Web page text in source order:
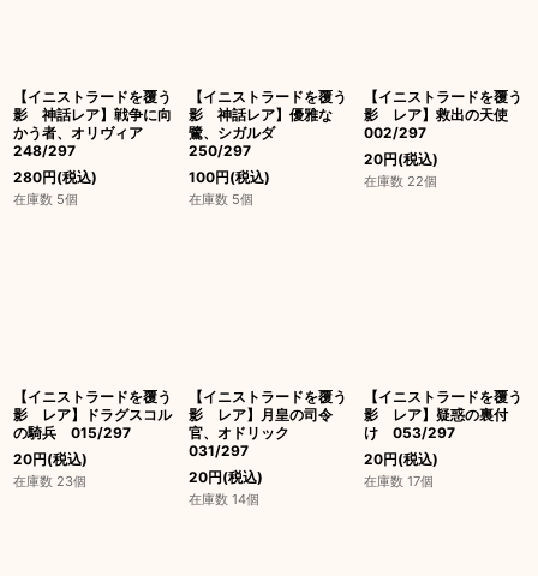
【イニストラードを覆う
影 神話レア】戦争に向
かう者、オリヴィア
248/297
280円(税込)
在庫数 5個
【イニストラードを覆う
影 神話レア】優雅な
鷺、シガルダ
250/297
100円(税込)
在庫数 5個
【イニストラードを覆う
影 レア】救出の天使
002/297
20円(税込)
在庫数 22個
【イニストラードを覆う
影 レア】ドラグスコル
の騎兵 015/297
20円(税込)
在庫数 23個
【イニストラードを覆う
影 レア】月皇の司令
官、オドリック
031/297
20円(税込)
在庫数 14個
【イニストラードを覆う
影 レア】疑惑の裏付
け 053/297
20円(税込)
在庫数 17個